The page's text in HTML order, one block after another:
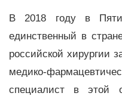
В 2018 году в
единственный в
российской хирургии
медико-
специалист в этой